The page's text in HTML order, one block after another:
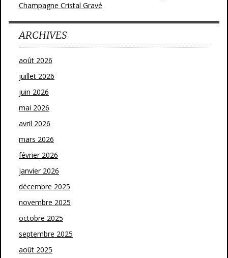
Champagne Cristal Gravé
ARCHIVES
août 2026
juillet 2026
juin 2026
mai 2026
avril 2026
mars 2026
février 2026
janvier 2026
décembre 2025
novembre 2025
octobre 2025
septembre 2025
août 2025